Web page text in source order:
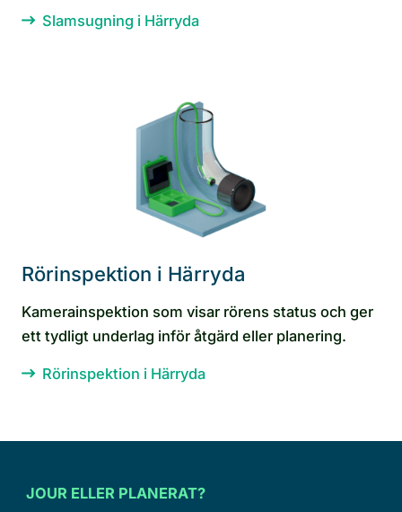
Slamsugning i Härryda
Rörinspektion i Härryda
Kamerainspektion som visar rörens status och ger
ett tydligt underlag inför åtgärd eller planering.
Rörinspektion i Härryda
JOUR ELLER PLANERAT?